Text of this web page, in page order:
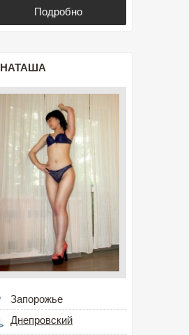
Подробно
НАТАША
Запорожье
Днепровский